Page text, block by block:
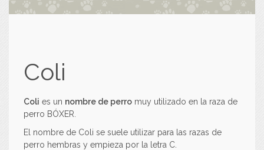
Coli
Coli es un nombre de perro muy utilizado en la raza de
perro BÓXER.
El nombre de Coli se suele utilizar para las razas de
perro hembras y empieza por la letra C.